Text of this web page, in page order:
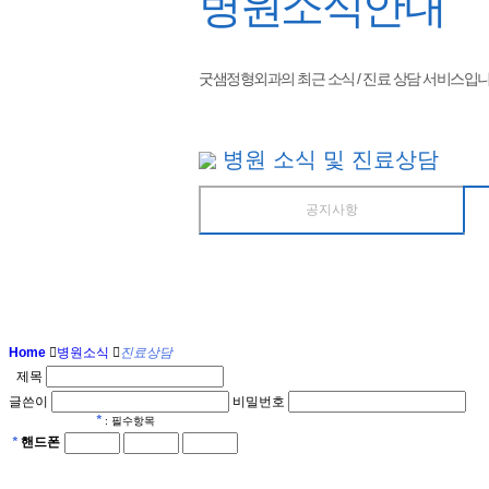
굿샘정형외과의 최근 소식 / 진료 상담 서비스입
병원 소식 및 진료상담
공지사항
Home 병원소식
진료상담
제목
글쓴이
비밀번호
* : 필수항목
* 핸드폰